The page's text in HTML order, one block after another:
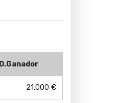
D.Ganador
21.000 €